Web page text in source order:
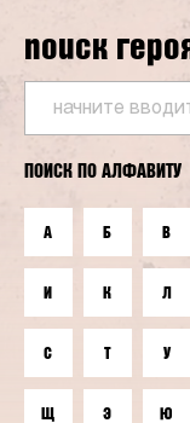
поиск
ПОИСК ПО АЛФАВИТУ
А Б В
И К Л
С Т У
Щ Э Ю